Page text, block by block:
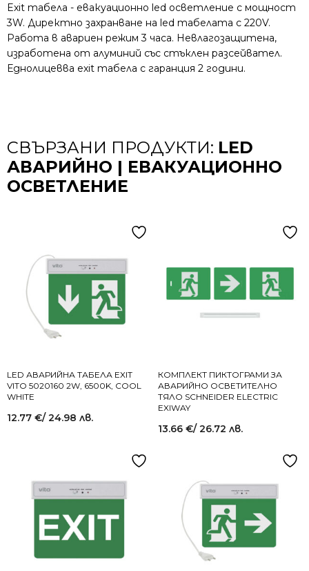
Exit табела - евакуационно led осветление с мощност
3W. Директно захранване на led табелата с 220V.
Работа в авариен режим 3 часа. Невлагозащитена,
изработена от алуминий със стъклен разсейвател.
Еднолицевва exit табела с гаранция 2 години.
СВЪРЗАНИ ПРОДУКТИ: LED
АВАРИЙНО | ЕВАКУАЦИОННО
ОСВЕТЛЕНИЕ
LED АВАРИЙНА ТАБЕЛА EXIT
VITO 5020160 2W, 6500K, COOL
WHITE
12.77 €/ 24.98 лв.
КОМПЛЕКТ ПИКТОГРАМИ ЗА
АВАРИЙНО ОСВЕТИТЕЛНО
ТЯЛО SCHNEIDER ELECTRIC
EXIWAY
13.66 €/ 26.72 лв.